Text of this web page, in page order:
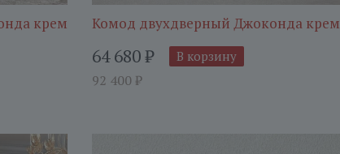
крем Комод двухдверный Джоконда крем
64 680₽
92 400 ₽
В корзину